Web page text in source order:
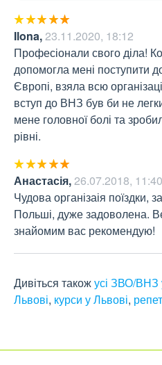
Ilona,23.11.2020, 18:12
Професіонали свого діла!
допомогла мені поступити
Європі, взяла всю
вступ до ВНЗ був би не
мене головної болі та
рівні.
Анастасія,26.07.2018, 11:40
Чудова організаія поїздки,
Польші, дуже задоволена.
знайомим вас рекомендую!
Дивіться такожусі ЗВО/ВНЗ
Львові, курси у Львові,